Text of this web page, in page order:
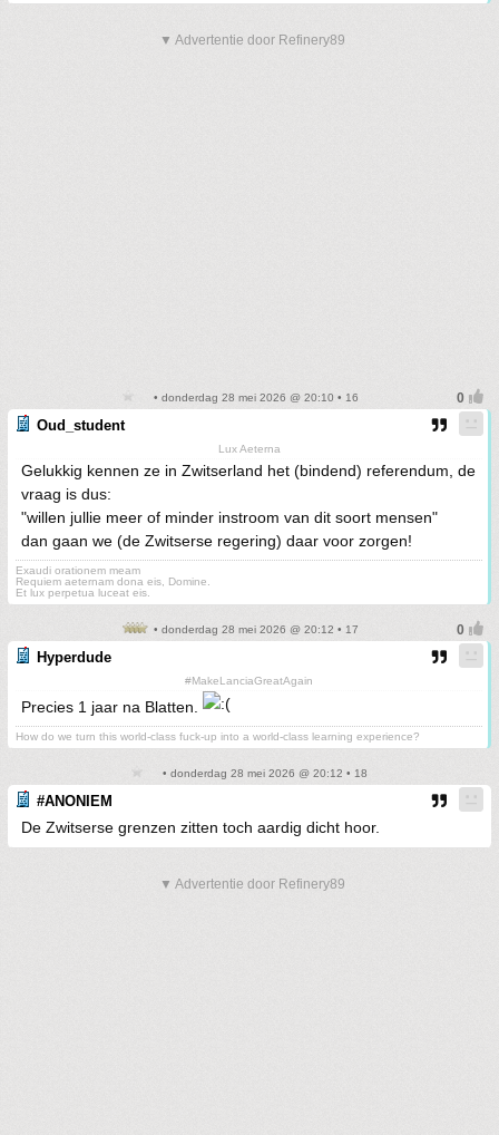
▼ Advertentie door Refinery89
• donderdag 28 mei 2026 @ 20:10 • 16
Oud_student
Lux Aeterna
Gelukkig kennen ze in Zwitserland het (bindend) referendum, de
vraag is dus:
"willen jullie meer of minder instroom van dit soort mensen"
dan gaan we (de Zwitserse regering) daar voor zorgen!
Exaudi orationem meam
Requiem aeternam dona eis, Domine.
Et lux perpetua luceat eis.
• donderdag 28 mei 2026 @ 20:12 • 17
Hyperdude
#MakeLanciaGreatAgain
Precies 1 jaar na Blatten.
How do we turn this world-class fuck-up into a world-class learning experience?
• donderdag 28 mei 2026 @ 20:12 • 18
#ANONIEM
De Zwitserse grenzen zitten toch aardig dicht hoor.
▼ Advertentie door Refinery89